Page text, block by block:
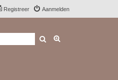
Aanmelden
Registreer
Zoek